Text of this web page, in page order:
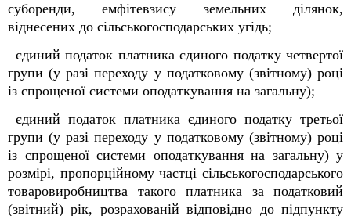
суборенди, емфітевзису земельних ділянок,
віднесених до сільськогосподарських угідь;
єдиний податок платника єдиного податку четвертої
групи (у разі переходу у податковому (звітному) році
із спрощеної системи оподаткування на загальну);
єдиний податок платника єдиного податку третьої
групи (у разі переходу у податковому (звітному) році
із спрощеної системи оподаткування на загальну) у
розмірі, пропорційному частці сільськогосподарського
товаровиробництва такого платника за податковий
(звітний) рік, розрахованій відповідно до підпункту